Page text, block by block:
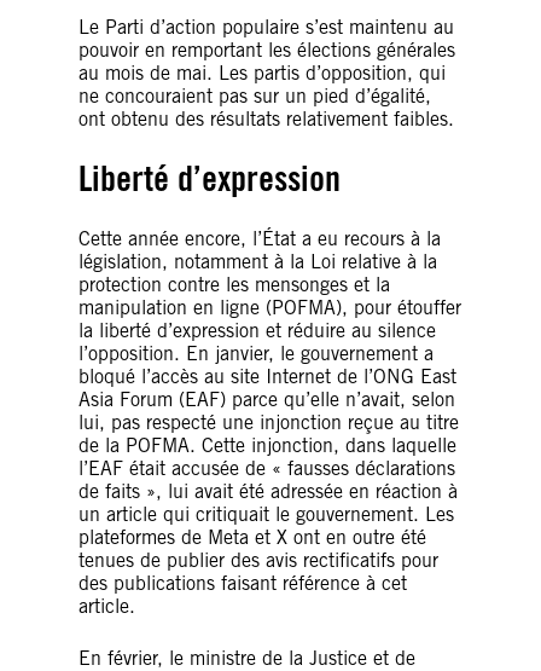
Le Parti d’action populaire s’est maintenu au
pouvoir en remportant les élections générales
au mois de mai. Les partis d’opposition, qui
ne concouraient pas sur un pied d’égalité,
ont obtenu des résultats relativement faibles.
Liberté d’expression
Cette année encore, l’État a eu recours à la
législation, notamment à la Loi relative à la
protection contre les mensonges et la
manipulation en ligne (POFMA), pour étouffer
la liberté d’expression et réduire au silence
l’opposition. En janvier, le gouvernement a
bloqué l’accès au site Internet de l’ONG East
Asia Forum (EAF) parce qu’elle n’avait, selon
lui, pas respecté une injonction reçue au titre
de la POFMA. Cette injonction, dans laquelle
l’EAF était accusée de « fausses déclarations
de faits », lui avait été adressée en réaction à
un article qui critiquait le gouvernement. Les
plateformes de Meta et X ont en outre été
tenues de publier des avis rectificatifs pour
des publications faisant référence à cet
article.
En février, le ministre de la Justice et de